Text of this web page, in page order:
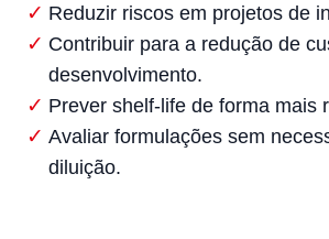
Reduzir riscos em projetos de
Contribuir para a redução de
desenvolvimento.
Prever shelf-life de forma mais
Avaliar formulações sem
diluição.